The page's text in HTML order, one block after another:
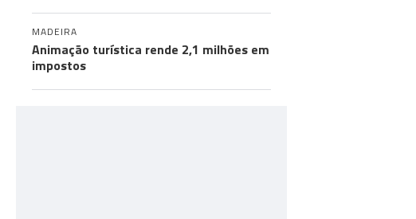
MADEIRA
Animação turística rende 2,1 milhões em
impostos